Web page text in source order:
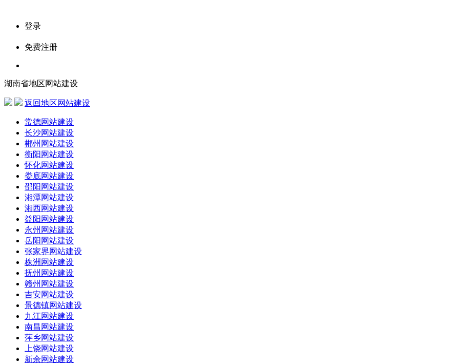
登录
免费注册
湖南省地区网站建设
返回地区网站建设
常德网站建设
长沙网站建设
郴州网站建设
衡阳网站建设
怀化网站建设
娄底网站建设
邵阳网站建设
湘潭网站建设
湘西网站建设
益阳网站建设
永州网站建设
岳阳网站建设
张家界网站建设
株洲网站建设
抚州网站建设
赣州网站建设
吉安网站建设
景德镇网站建设
九江网站建设
南昌网站建设
萍乡网站建设
上饶网站建设
新余网站建设